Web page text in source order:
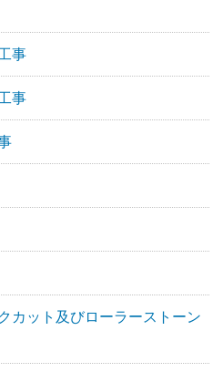
事
事
カット及びローラーストーン